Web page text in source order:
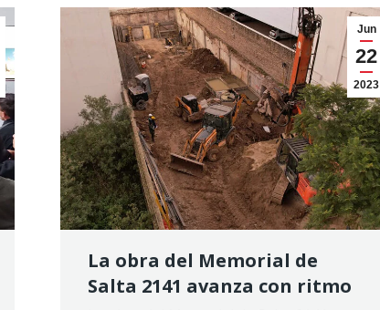
Jun
22
2023
La obra del Memorial de
Salta 2141 avanza con ritmo